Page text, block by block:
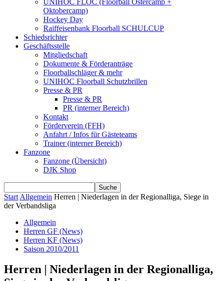
Oktobercamp)
Hockey Day
Raiffeisenbank Floorball SCHULCUP
Schiedsrichter
Geschäftsstelle
Mitgliedschaft
Dokumente & Förderanträge
Floorballschläger & mehr
UNIHOC Floorball Schutzbrillen
Presse & PR
Presse & PR
PR (interner Bereich)
Kontakt
Förderverein (FFH)
Anfahrt / Infos für Gästeteams
Trainer (interner Bereich)
Fanzone
Fanzone (Übersicht)
DJK Shop
Start Allgemein Herren | Niederlagen in der Regionalliga, Siege in
der Verbandsliga
Allgemein
Herren GF (News)
Herren KF (News)
Saison 2010/2011
Herren | Niederlagen in der Regionalliga,